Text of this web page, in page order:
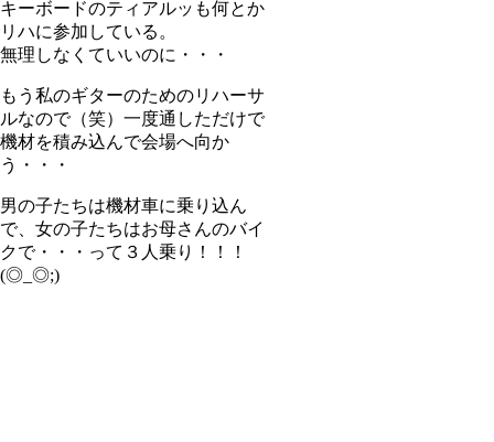
キーボードのティアルッも何とか
リハに参加している。
無理しなくていいのに・・・
もう私のギターのためのリハーサ
ルなので（笑）一度通しただけで
機材を積み込んで会場へ向か
う・・・
男の子たちは機材車に乗り込ん
で、女の子たちはお母さんのバイ
クで・・・って３人乗り！！！
(◎_◎;)